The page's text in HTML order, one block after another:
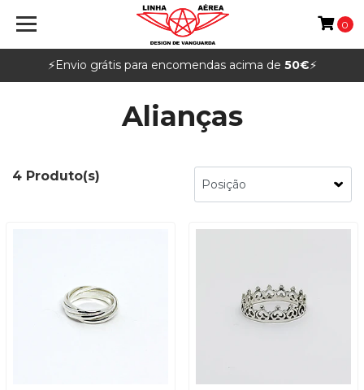
⚡️Envio grátis para encomendas acima de 50€⚡️
0
Alianças
4 Produto(s)